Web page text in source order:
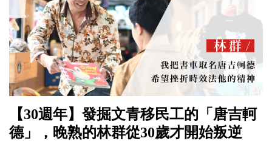
【30週年】發掘文青移民工的「唐吉軻
德」，晚熟的林群從30歲才開始叛逆